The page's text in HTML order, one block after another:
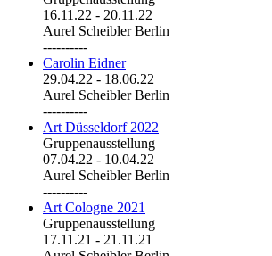
16.11.22 - 20.11.22
Aurel Scheibler Berlin
----------
Carolin Eidner
29.04.22 - 18.06.22
Aurel Scheibler Berlin
----------
Art Düsseldorf 2022
Gruppenausstellung
07.04.22 - 10.04.22
Aurel Scheibler Berlin
----------
Art Cologne 2021
Gruppenausstellung
17.11.21 - 21.11.21